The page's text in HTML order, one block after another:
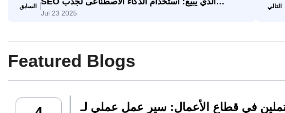
السابق
استفسارات تصدير حقيقية
Jul 23 2025
التالي
Featured Blogs